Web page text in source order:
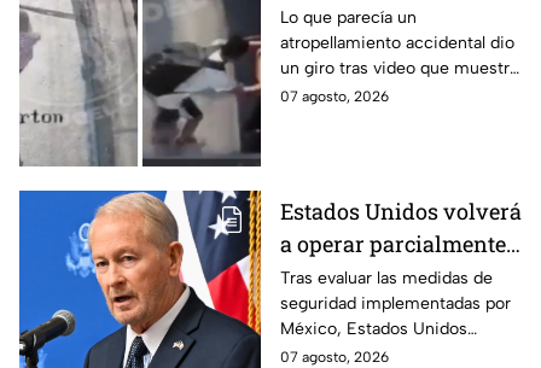
muere atropellado por
tráiler; joven lo empujó
en Monterrey
Lo que parecía un
atropellamiento accidental dio
un giro tras video que muestra
cómo un joven empujó a
07 agosto, 2026
Estados Unidos volverá
a operar parcialmente
en Michoacán tras
suspensión por
motivos de seguridad
Tras evaluar las medidas de
seguridad implementadas por
México, Estados Unidos
reanudará parcialmente sus
07 agosto, 2026